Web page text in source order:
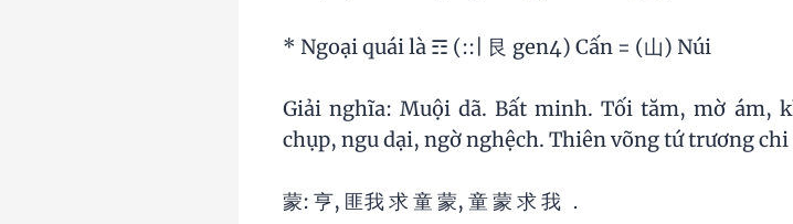
* Ngoại quái là ☶ (::| 艮 gen4) Cấn = (山) Núi
Giải nghĩa: Muội dã. Bất minh. Tối tăm, mờ ám,
chụp, ngu dại, ngờ nghệch. Thiên võng tứ trương
蒙: 亨, 匪我 求 童 蒙, 童 蒙 求 我 ．